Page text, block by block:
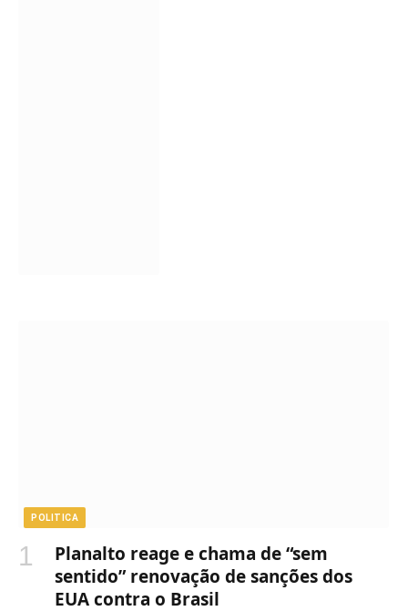
POLITICA
Planalto reage e chama de “sem
sentido” renovação de sanções dos
EUA contra o Brasil